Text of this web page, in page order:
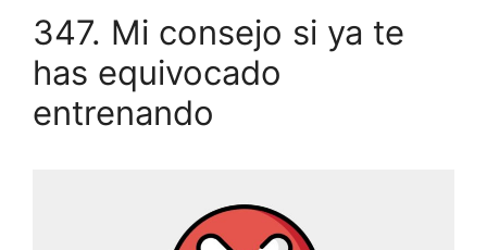
347. Mi consejo si ya te
has equivocado
entrenando